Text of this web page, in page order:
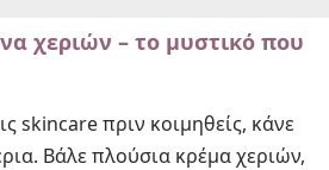
χεριών – το μυστικό που
skincare πριν κοιμηθείς, κάνε
Βάλε πλούσια κρέμα χεριών,